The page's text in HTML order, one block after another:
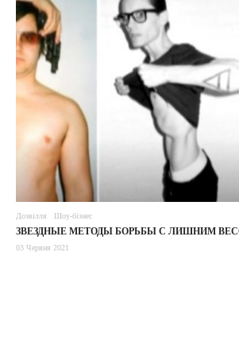
Дозвілля Шоу-бізнес
ЗВЕЗДНЫЕ МЕТОДЫ БОРЬБЫ С ЛИШНИМ
03 Червня 2021